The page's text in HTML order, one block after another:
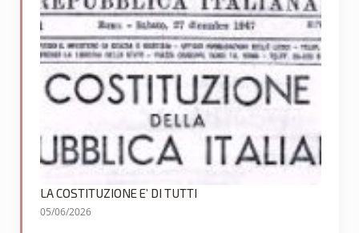
LA COSTITUZIONE E’ DI TUTTI
05/06/2026